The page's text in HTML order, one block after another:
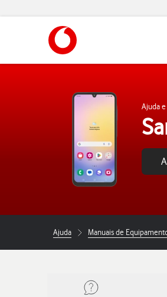
Ajuda
Ajuda Manuais de